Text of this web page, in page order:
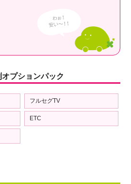
プションパック
フルセグTV
ETC